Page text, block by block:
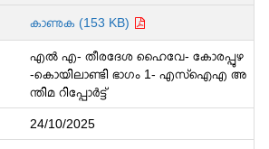
കാണുക (153 KB)
എൽ എ- തീരദേശ ഹൈവേ- കോരപ്പുഴ
-കൊയിലാണ്ടി ഭാഗം 1- എസ്ഐഎ അ
ന്തിമ റിപ്പോർട്ട്
24/10/2025